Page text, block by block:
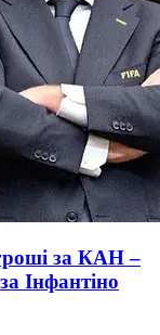
за КАН –
Інфантіно